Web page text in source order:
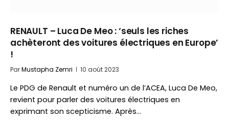
RENAULT – Luca De Meo : ‘seuls les riches
achèteront des voitures électriques en Europe’
!
ParMustapha Zemri 10 août 2023
Le PDG de Renault et numéro un de l’ACEA, Luca De Meo,
revient pour parler des voitures électriques en
exprimant son scepticisme. Après…